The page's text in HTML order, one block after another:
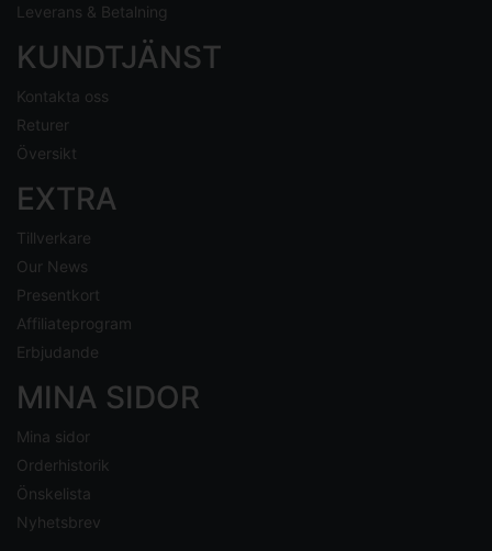
Leverans & Betalning
KUNDTJÄNST
Kontakta oss
Returer
Översikt
EXTRA
Tillverkare
Our News
Presentkort
Affiliateprogram
Erbjudande
MINA SIDOR
Mina sidor
Orderhistorik
Önskelista
Nyhetsbrev